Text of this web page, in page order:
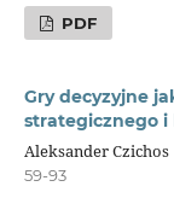
PDF
Gry decyzyjne
strategicznego i
Aleksander Czichos
59-93